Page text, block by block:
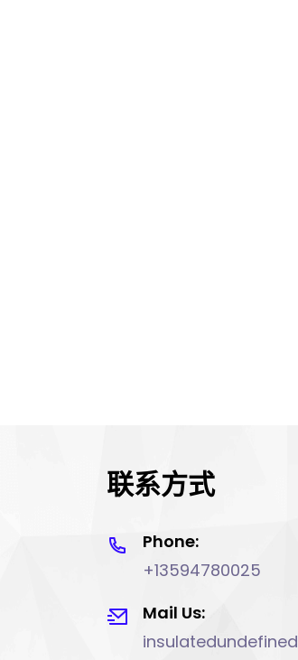
联系方式
Phone:
+13594780025
Mail Us:
insulatedundefined